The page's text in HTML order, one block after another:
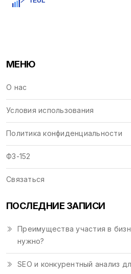
МЕНЮ
О нас
Условия использования
Политика конфиденциальности
ФЗ-152
Связаться
ПОСЛЕДНИЕ ЗАПИСИ
Преимущества участия в
нужно?
SEO и конкурентный анализ